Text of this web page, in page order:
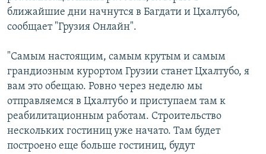
ОБЩЕСТВО
СПОРТ
ГОСТЬ НЕДЕЛИ
БЛОГИ
ЧИТАЕМ ПРЕССУ
ВИДЕО
АУДИО
АРХИВ РАДИОПРОГРАММЫ
Все сайты РСЕ/РС
ближайшие дни начнутся в Багдати и Цхалтубо,
сообщает "Грузия Онлайн".
"Самым настоящим, самым крутым и самым
грандиозным курортом Грузии станет Цхалтубо, я
вам это обещаю. Ровно через неделю мы
отправляемся в Цхалтубо и приступаем там к
реабилитационным работам. Строительство
нескольких гостиниц уже начато. Там будет
построено еще больше гостиниц, будут